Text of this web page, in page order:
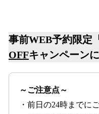
事前WEB予約限定
OFFキャンペーン
～ご注意点～
・前日の24時までに